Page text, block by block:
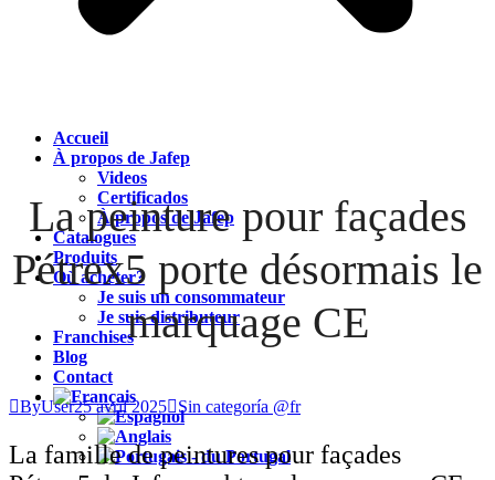
Accueil
À propos de Jafep
Videos
Certificados
À propos de Jafep
Catalogues
Produits
Où acheter?
Je suis un consommateur
Je suis distributeur
Franchises
Blog
Contact
La peinture pour façades
Pétrex5 porte désormais le
marquage CE
ByUser25 avril 2025 Sin categoría @fr
La famille de peintures pour façades